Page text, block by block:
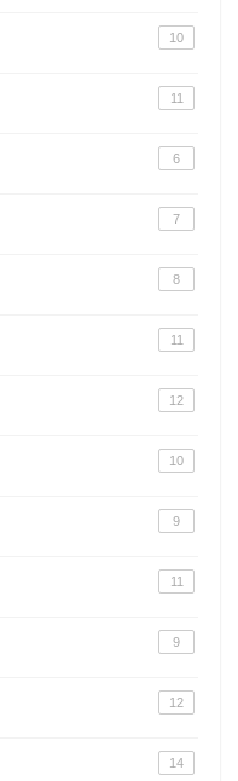
10
11
6
7
8
11
12
10
9
11
9
12
14